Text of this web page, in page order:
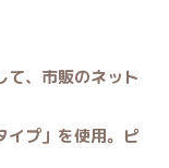
て、市販のネット
プ」を使用。ピ